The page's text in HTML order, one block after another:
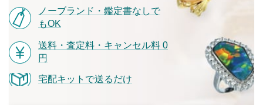
ノーブランド・鑑定書なしで
もOK
送料・査定料・キャンセル料 0
円
宅配キットで送るだけ